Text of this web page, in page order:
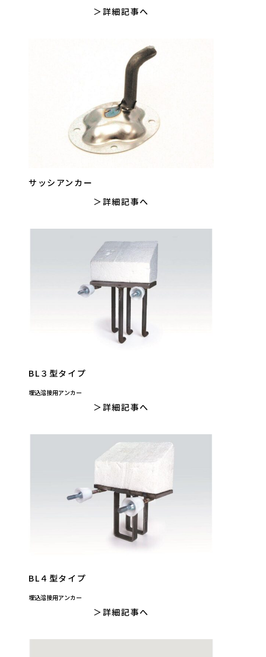
詳細記事へ
サッシアンカー
詳細記事へ
BL３型タイプ
埋込溶接用アンカー
詳細記事へ
BL４型タイプ
埋込溶接用アンカー
詳細記事へ